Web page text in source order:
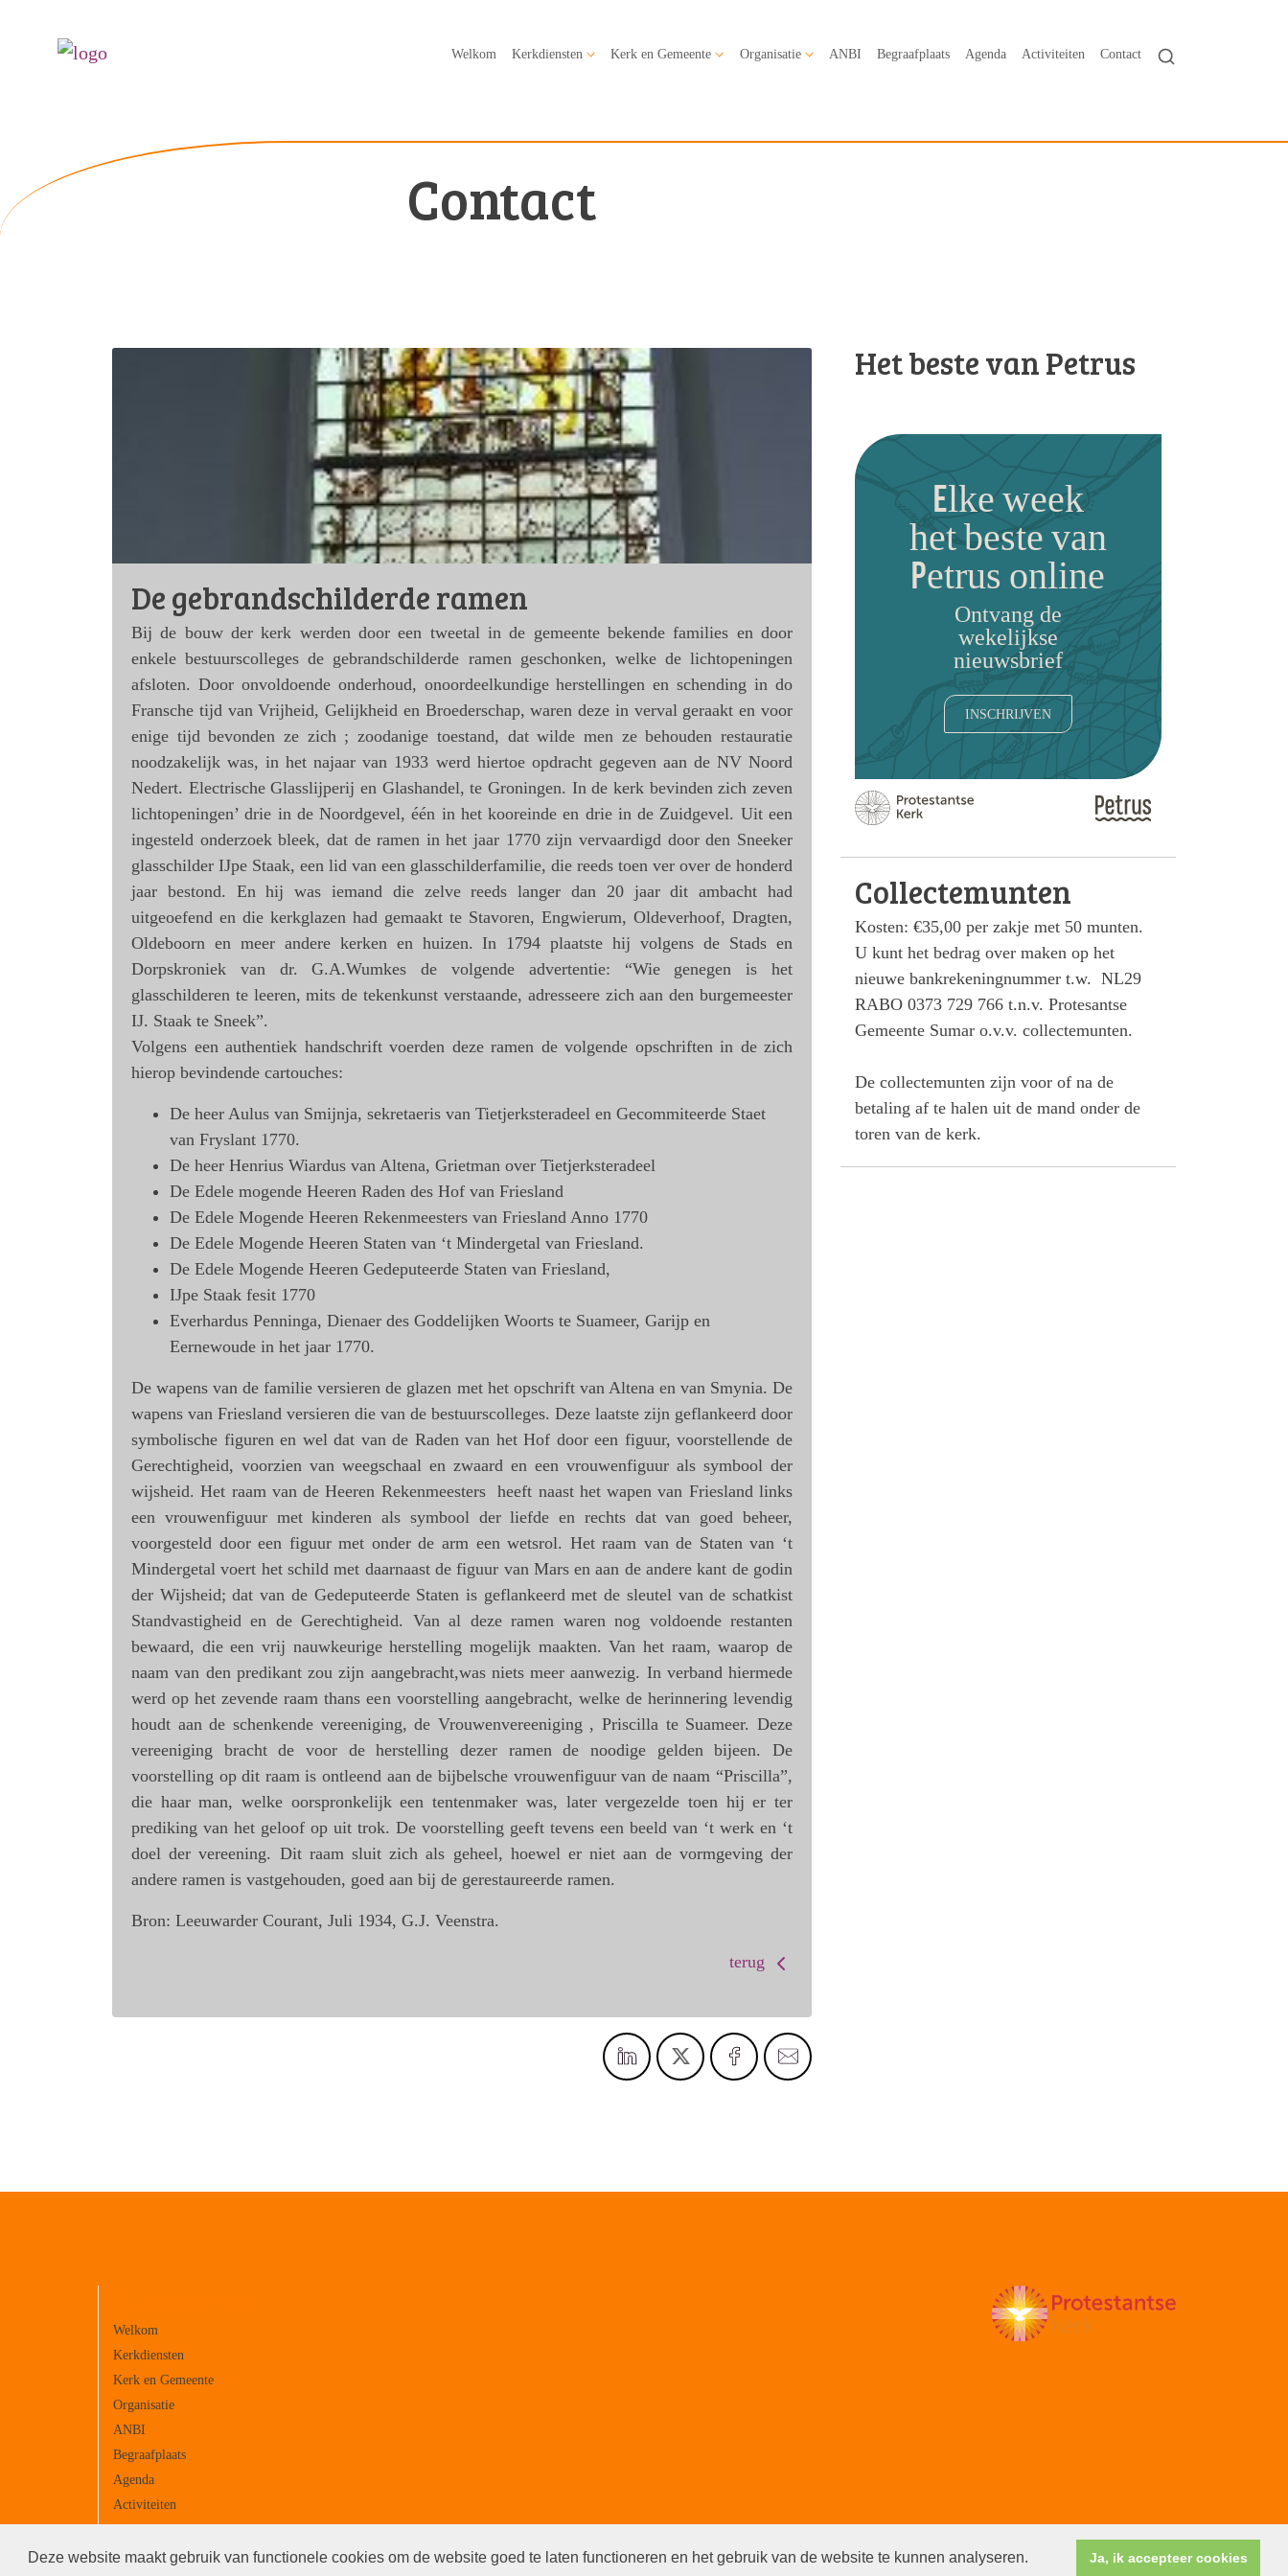
Deze website maakt gebruik van functionele cookies om de website goed te laten functioneren en het gebruik van de website te kunnen analyseren. Ja, ik accepteer cookies
Welkom Kerkdiensten Kerk en Gemeente Organisatie ANBI Begraafplaats Agenda Activiteiten Contact
Contact
De gebrandschilderde ramen
Bij de bouw der kerk werden door een tweetal in de gemeente bekende families en door
enkele bestuurscolleges de gebrandschilderde ramen geschonken, welke de lichtopeningen
afsloten. Door onvoldoende onderhoud, onoordeelkundige herstellingen en schending in do
Fransche tijd van Vrijheid, Gelijkheid en Broederschap, waren deze in verval geraakt en voor
enige tijd bevonden ze zich ; zoodanige toestand, dat wilde men ze behouden restauratie
noodzakelijk was, in het najaar van 1933 werd hiertoe opdracht gegeven aan de NV Noord
Nedert. Electrische Glasslijperij en Glashandel, te Groningen. In de kerk bevinden zich zeven
lichtopeningen’ drie in de Noordgevel, één in het kooreinde en drie in de Zuidgevel. Uit een
ingesteld onderzoek bleek, dat de ramen in het jaar 1770 zijn vervaardigd door den Sneeker
glasschilder IJpe Staak, een lid van een glasschilderfamilie, die reeds toen ver over de honderd
jaar bestond. En hij was iemand die zelve reeds langer dan 20 jaar dit ambacht had
uitgeoefend en die kerkglazen had gemaakt te Stavoren, Engwierum, Oldeverhoof, Dragten,
Oldeboorn en meer andere kerken en huizen. In 1794 plaatste hij volgens de Stads en
Dorpskroniek van dr. G.A.Wumkes de volgende advertentie: “Wie genegen is het
glasschilderen te leeren, mits de tekenkunst verstaande, adresseere zich aan den burgemeester
IJ. Staak te Sneek”.
Volgens een authentiek handschrift voerden deze ramen de volgende opschriften in de zich
hierop bevindende cartouches:
De heer Aulus van Smijnja, sekretaeris van Tietjerksteradeel en Gecommiteerde Staet
van Fryslant 1770.
De heer Henrius Wiardus van Altena, Grietman over Tietjerksteradeel
De Edele mogende Heeren Raden des Hof van Friesland
De Edele Mogende Heeren Rekenmeesters van Friesland Anno 1770
De Edele Mogende Heeren Staten van ‘t Mindergetal van Friesland.
De Edele Mogende Heeren Gedeputeerde Staten van Friesland,
IJpe Staak fesit 1770
Everhardus Penninga, Dienaer des Goddelijken Woorts te Suameer, Garijp en
Eernewoude in het jaar 1770.
De wapens van de familie versieren de glazen met het opschrift van Altena en van Smynia. De
wapens van Friesland versieren die van de bestuurscolleges. Deze laatste zijn geflankeerd door
symbolische figuren en wel dat van de Raden van het Hof door een figuur, voorstellende de
Gerechtigheid, voorzien van weegschaal en zwaard en een vrouwenfiguur als symbool der
wijsheid. Het raam van de Heeren Rekenmeesters heeft naast het wapen van Friesland links
een vrouwenfiguur met kinderen als symbool der liefde en rechts dat van goed beheer,
voorgesteld door een figuur met onder de arm een wetsrol. Het raam van de Staten van ‘t
Mindergetal voert het schild met daarnaast de figuur van Mars en aan de andere kant de godin
der Wijsheid; dat van de Gedeputeerde Staten is geflankeerd met de sleutel van de schatkist
Standvastigheid en de Gerechtigheid. Van al deze ramen waren nog voldoende restanten
bewaard, die een vrij nauwkeurige herstelling mogelijk maakten. Van het raam, waarop de
naam van den predikant zou zijn aangebracht,was niets meer aanwezig. In verband hiermede
werd op het zevende raam thans een voorstelling aangebracht, welke de herinnering levendig
houdt aan de schenkende vereeniging, de Vrouwenvereeniging , Priscilla te Suameer. Deze
vereeniging bracht de voor de herstelling dezer ramen de noodige gelden bijeen. De
voorstelling op dit raam is ontleend aan de bijbelsche vrouwenfiguur van de naam “Priscilla”,
die haar man, welke oorspronkelijk een tentenmaker was, later vergezelde toen hij er ter
prediking van het geloof op uit trok. De voorstelling geeft tevens een beeld van ‘t werk en ‘t
doel der vereening. Dit raam sluit zich als geheel, hoewel er niet aan de vormgeving der
andere ramen is vastgehouden, goed aan bij de gerestaureerde ramen.
Bron: Leeuwarder Courant, Juli 1934, G.J. Veenstra.
terug
Het beste van Petrus
Elke week
het beste van
Petrus online
Ontvang de
wekelijkse
nieuwsbrief
INSCHRIJVEN
Collectemunten
Kosten: €35,00 per zakje met 50 munten.
U kunt het bedrag over maken op het
nieuwe bankrekeningnummer t.w. NL29
RABO 0373 729 766 t.n.v. Protesantse
Gemeente Sumar o.v.v. collectemunten.
De collectemunten zijn voor of na de
betaling af te halen uit de mand onder de
toren van de kerk.
Welkom
Kerkdiensten
Kerk en Gemeente
Organisatie
ANBI
Begraafplaats
Agenda
Activiteiten
Contact